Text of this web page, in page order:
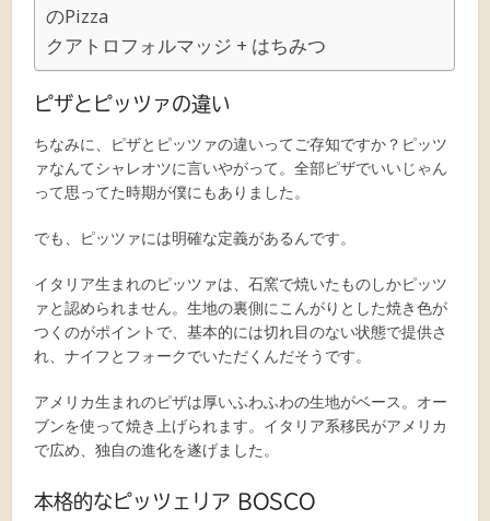
のPizza
クアトロフォルマッジ + はちみつ
ピザとピッツァの違い
ちなみに、ピザとピッツァの違いってご存知ですか？ピッツ
ァなんてシャレオツに言いやがって。全部ピザでいいじゃん
って思ってた時期が僕にもありました。
でも、ピッツァには明確な定義があるんです。
イタリア生まれのピッツァは、石窯で焼いたものしかピッツ
ァと認められません。生地の裏側にこんがりとした焼き色が
つくのがポイントで、基本的には切れ目のない状態で提供さ
れ、ナイフとフォークでいただくんだそうです。
アメリカ生まれのピザは厚いふわふわの生地がベース。オー
ブンを使って焼き上げられます。イタリア系移民がアメリカ
で広め、独自の進化を遂げました。
本格的なピッツェリア BOSCO